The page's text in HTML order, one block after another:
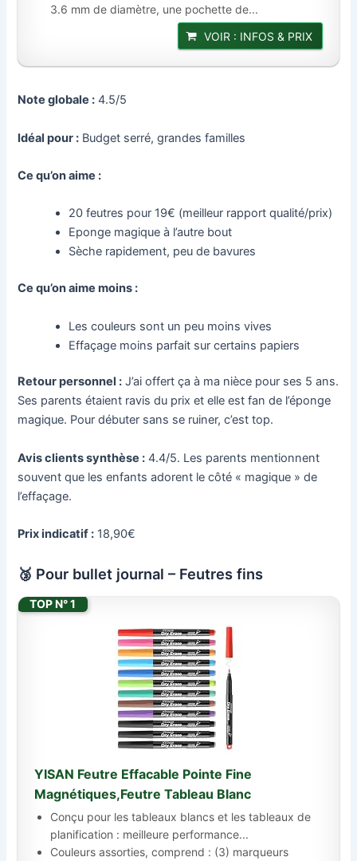
3.6 mm de diamètre, une pochette de...
VOIR : INFOS & PRIX
Note globale : 4.5/5
Idéal pour : Budget serré, grandes familles
Ce qu’on aime :
20 feutres pour 19€ (meilleur rapport qualité/prix)
Eponge magique à l’autre bout
Sèche rapidement, peu de bavures
Ce qu’on aime moins :
Les couleurs sont un peu moins vives
Effaçage moins parfait sur certains papiers
Retour personnel : J’ai offert ça à ma nièce pour ses 5 ans.
Ses parents étaient ravis du prix et elle est fan de l’éponge
magique. Pour débuter sans se ruiner, c’est top.
Avis clients synthèse : 4.4/5. Les parents mentionnent
souvent que les enfants adorent le côté « magique » de
l’effaçage.
Prix indicatif : 18,90€
🥉 Pour bullet journal – Feutres fins
TOP N° 1
YISAN Feutre Effacable Pointe Fine
Magnétiques,Feutre Tableau Blanc
Conçu pour les tableaux blancs et les tableaux de
planification : meilleure performance...
Couleurs assorties, comprend : (3) marqueurs